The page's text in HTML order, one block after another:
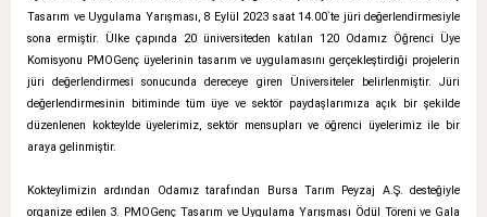
Tasarım ve Uygulama Yarışması, 8 Eylül 2023 saat 14.00`te jüri değerlendirmesiyle
sona ermiştir. Ülke çapında 20 üniversiteden katılan 120 Odamız Öğrenci Üye
Komisyonu PMOGenç üyelerinin tasarım ve uygulamasını gerçekleştirdiği projelerin
jüri değerlendirmesi sonucunda dereceye giren Üniversiteler belirlenmiştir. Jüri
değerlendirmesinin bitiminde tüm üye ve sektör paydaşlarımıza açık bir şekilde
düzenlenen kokteylde üyelerimiz, sektör mensupları ve öğrenci üyelerimiz ile bir
araya gelinmiştir.
Kokteylimizin ardından Odamız tarafından Bursa Tarım Peyzaj A.Ş. desteğiyle
organize edilen 3. PMOGenç Tasarım ve Uygulama Yarışması Ödül Töreni ve Gala